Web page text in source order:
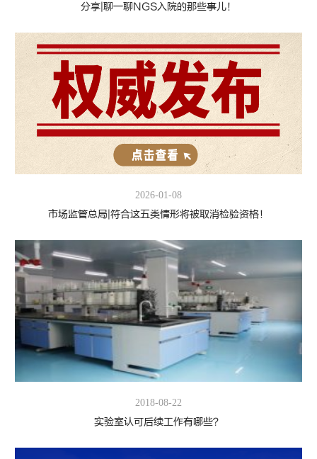
分享|聊一聊NGS入院的那些事儿！
2026-01-08
市场监管总局|符合这五类情形将被取消检验资格！
2018-08-22
实验室认可后续工作有哪些？